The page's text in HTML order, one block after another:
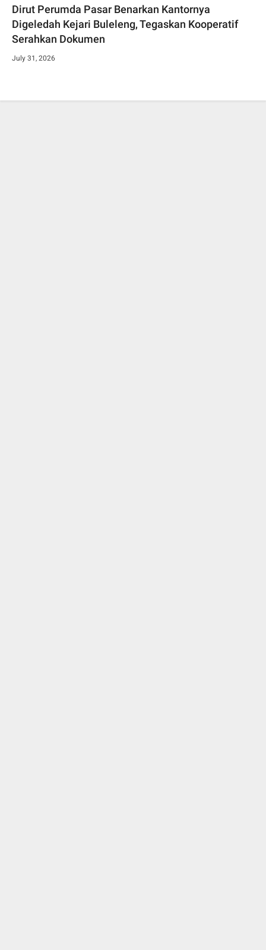
Dirut Perumda Pasar Benarkan Kantornya
Digeledah Kejari Buleleng, Tegaskan Kooperatif
Serahkan Dokumen
July 31, 2026